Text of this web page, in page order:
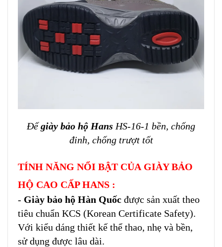
Đếgiày bảo hộ Hans HS-16-1 bền, chống
đinh, chống trượt tốt
TÍNH NĂNG NỔI BẬT CỦA GIÀY BẢO
HỘ CAO CẤP HANS :
- Giày bảo hộ Hàn Quốc được sản xuất theo
tiêu chuẩn KCS (Korean Certificate Safety).
Với kiểu dáng thiết kế thể thao, nhẹ và bền,
sử dụng được lâu dài.